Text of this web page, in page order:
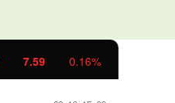
-11.37 -1.00%